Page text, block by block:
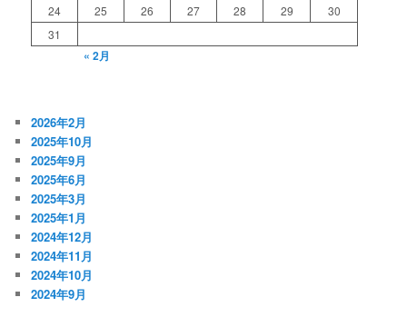
24
25 26 27 28 29
30
31
« 2月
2026年2月
2025年10月
2025年9月
2025年6月
2025年3月
2025年1月
2024年12月
2024年11月
2024年10月
2024年9月